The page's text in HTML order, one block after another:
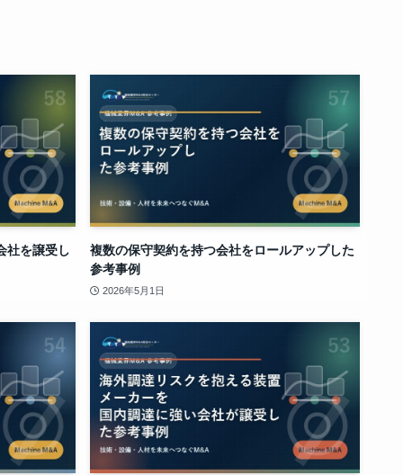
社を譲受し
複数の保守契約を持つ会社をロールアップした
参考事例
2026年5月1日